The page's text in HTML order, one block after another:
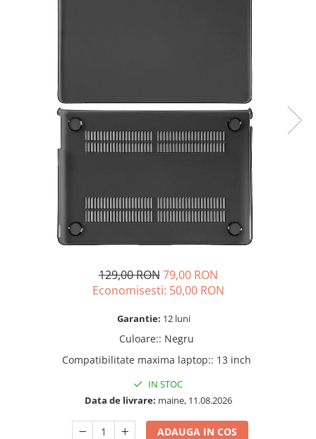
A2485 (M1 16” 2021)
A2779 (M2 14” 2023)
A2918 (M3 14” 2023)
A2992 (M3 14” 2023)
Top Piese Mac
Incarcatoare MacBook
Display MacBook
A1466 (13” 2012-2017)
A2681 (M2 13” 2022)
129,00 RON 79,00 RON
Economisesti: 50,00 RON
Garantie: 12 luni
Culoare:: Negru
Compatibilitate maxima laptop:: 13 inch
IN STOC
Data de livrare: maine, 11.08.2026
ADAUGA IN COS